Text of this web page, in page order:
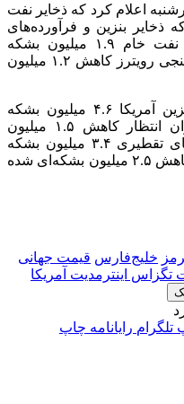
اعلام کرد که ذخایر نفت
ذخایر بنزین و فرآورده‌های
تقطیری کاهش یافته است. ذخایر نفت خام ۱.۹ میلیون بشکه
افزایش یافت، در حالی که در نظرسنجی رویترز کاهش ۱.۲ میلیون
بر اساس گزارش رویترز، ذخایر بنزین آمریکا ۴.۶ میلیون بشکه
کاهش یافت، در حالی که تحلیلگران انتظار کاهش ۱.۵ میلیون
بشکه‌ای را داشتند. ذخایر فرآورده‌های تقطیری ۳.۴ میلیون بشکه
کاهش یافت، در حالی که پیش‌بینی کاهش ۲.۵ میلیون بشکه‌ای شده
خلیج‌فارس قیمت جهانی
اینترمدیت آمریکا
تلگرام رایانامه چاپ